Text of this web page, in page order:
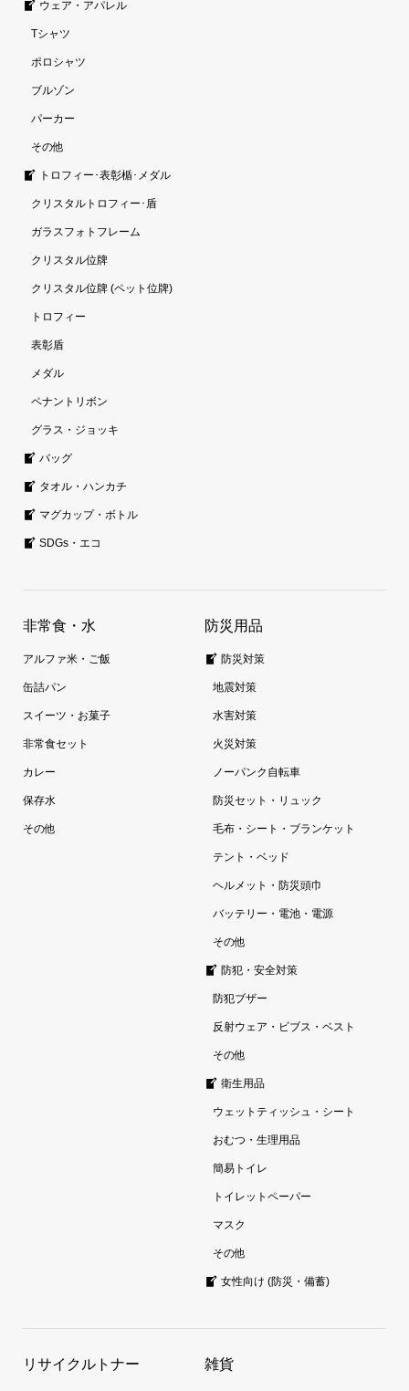
ウェア・アパレル
Tシャツ
ポロシャツ
ブルゾン
パーカー
その他
トロフィー･表彰楯･メダル
クリスタルトロフィー･盾
ガラスフォトフレーム
クリスタル位牌
クリスタル位牌 (ペット位牌)
トロフィー
表彰盾
メダル
ペナントリボン
グラス・ジョッキ
バッグ
タオル・ハンカチ
マグカップ・ボトル
SDGs・エコ
非常食・水
アルファ米・ご飯
缶詰パン
スイーツ・お菓子
非常食セット
カレー
保存水
その他
防災用品
防災対策
地震対策
水害対策
火災対策
ノーパンク自転車
防災セット・リュック
毛布・シート・ブランケット
テント・ベッド
ヘルメット・防災頭巾
バッテリー・電池・電源
その他
防犯・安全対策
防犯ブザー
反射ウェア・ビブス・ベスト
その他
衛生用品
ウェットティッシュ・シート
おむつ・生理用品
簡易トイレ
トイレットペーパー
マスク
その他
女性向け (防災・備蓄)
リサイクルトナー 雑貨